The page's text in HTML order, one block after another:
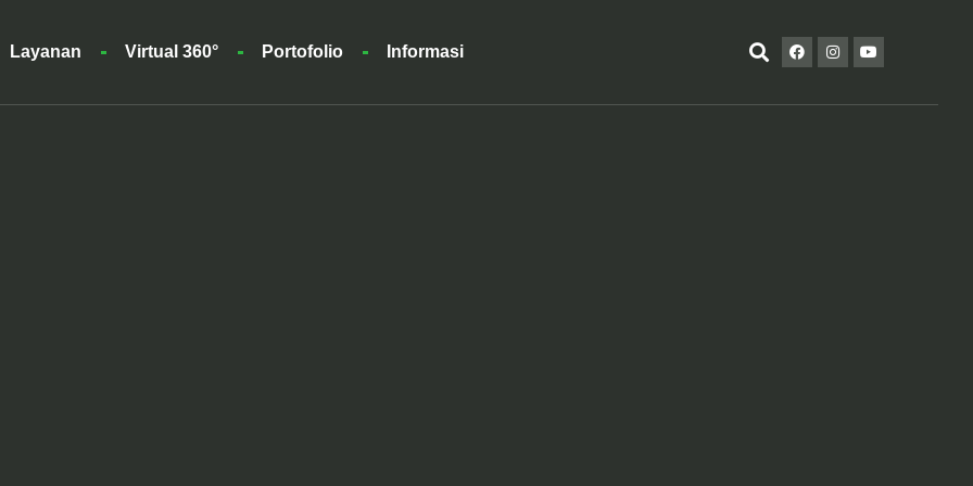
Layanan Virtual 360° Portofolio Informasi